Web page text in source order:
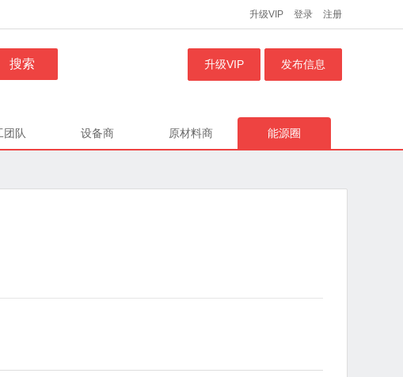
升级VIP 登录 注册
升级VIP 发布信息
团队 设备商 原材料商 能源圈